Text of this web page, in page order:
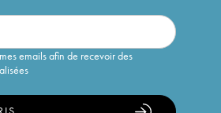
emails afin de recevoir des